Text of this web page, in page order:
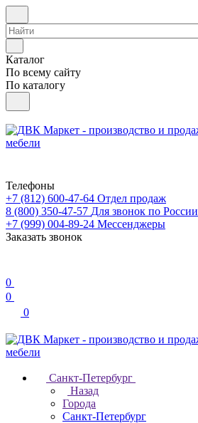
Каталог
По всему сайту
По каталогу
Телефоны
+7 (812) 600-47-64 Отдел продаж
8 (800) 350-47-57 Для звонок по России
+7 (999) 004-89-24 Мессенджеры
Заказать звонок
0
0
0
Санкт-Петербург
Назад
Города
Санкт-Петербург